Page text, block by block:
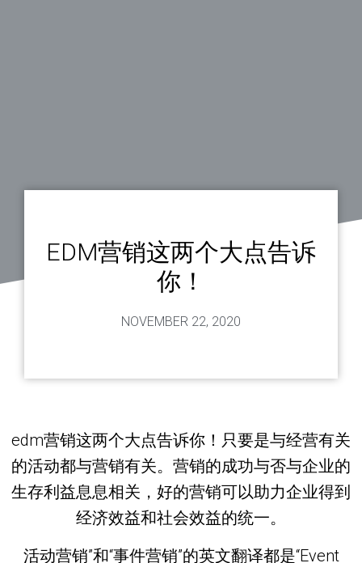
EDM营销这两个大点告诉
你！
NOVEMBER 22, 2020
edm营销这两个大点告诉你！只要是与经营有关
的活动都与营销有关。营销的成功与否与企业的
生存利益息息相关，好的营销可以助力企业得到
经济效益和社会效益的统一。
活动营销”和“事件营销”的英文翻译都是“Event